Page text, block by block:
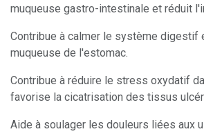
muqueuse gastro-intestinale et réduit
Contribue à calmer le système digestif
muqueuse de l'estomac.
Contribue à réduire le stress oxydatif
favorise la cicatrisation des tissus
Aide à soulager les douleurs liées aux